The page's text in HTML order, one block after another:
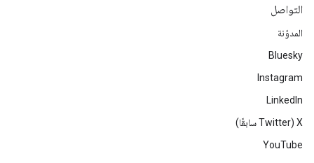
التواصل
المدوّنة
Bluesky
Instagram
LinkedIn
‫X ‏(Twitter سابقًا)
YouTube